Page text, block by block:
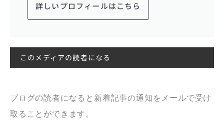
詳しいプロフィールはこちら
このメディアの読者になる
ブログの読者になると新着記事の通知をメールで受け
取ることができます。